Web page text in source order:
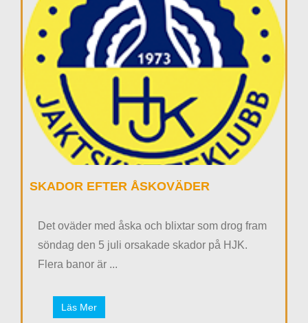
SKADOR EFTER ÅSKOVÄDER
Det oväder med åska och blixtar som drog fram
söndag den 5 juli orsakade skador på HJK.
Flera banor är ...
Läs Mer